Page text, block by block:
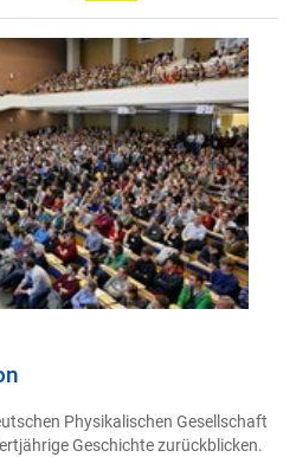
Physikalischen Gesellschaft
Geschichte zurückblicken.